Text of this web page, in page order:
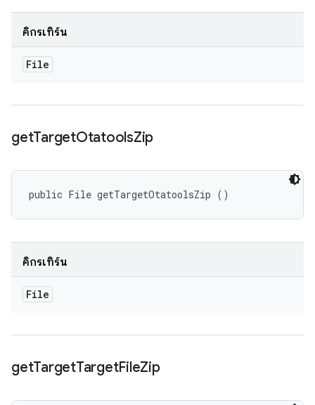
คิกรีเทิร์น
File
getTargetOtatoolsZip
public File getTargetOtatoolsZip ()
คิกรีเทิร์น
File
getTargetTargetFileZip